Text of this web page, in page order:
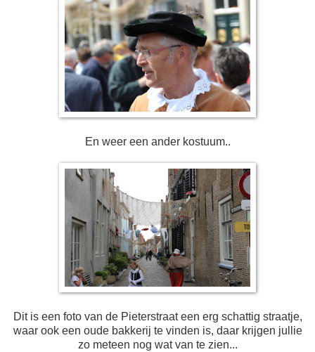
En weer een ander kostuum..
Dit is een foto van de Pieterstraat een erg schattig straatje,
waar ook een oude bakkerij te vinden is, daar krijgen jullie
zo meteen nog wat van te zien...